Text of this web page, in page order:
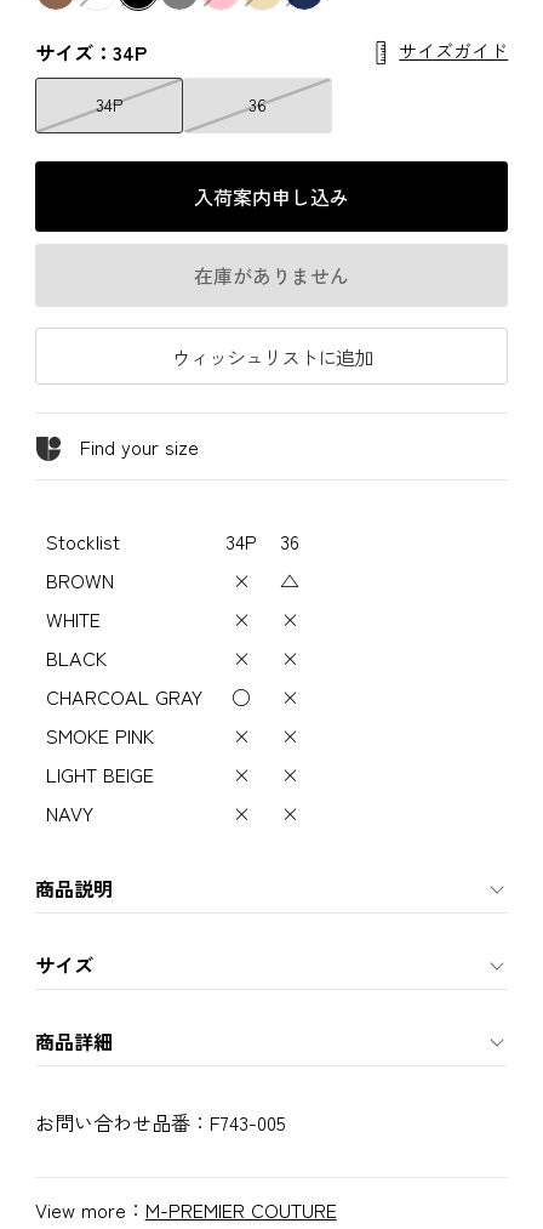
サイズ：34P サイズガイド
34P 36
入荷案内申し込み
在庫がありません
ウィッシュリストに追加
Find your size
Stocklist 34P
36
BROWN
×
△
WHITE
×
×
BLACK
×
×
CHARCOAL GRAY
○
×
SMOKE PINK
×
×
LIGHT BEIGE
×
×
NAVY
× ×
商品説明
サイズ
商品詳細
お問い合わせ品番： F743-005
View more： M-PREMIER COUTURE